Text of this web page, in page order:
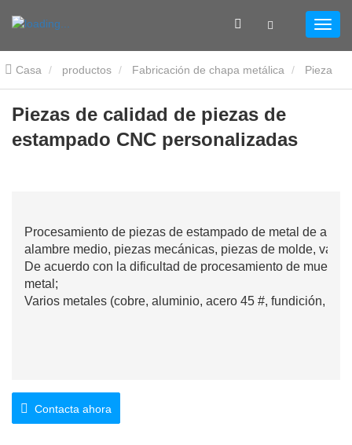
Casa productos Fabricación de chapa metálica Pieza
de estampación
personalizadas
Piezas de calidad de piezas de
estampado CNC personalizadas
Procesamiento de piezas de estampado de metal de alta
alambre medio, piezas mecánicas, piezas de molde,
De acuerdo con la dificultad de procesamiento de
metal;
Varios metales (cobre, aluminio, acero 45 #, fundición,
Contacta ahora